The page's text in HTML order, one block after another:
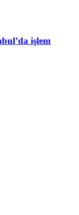
işlem